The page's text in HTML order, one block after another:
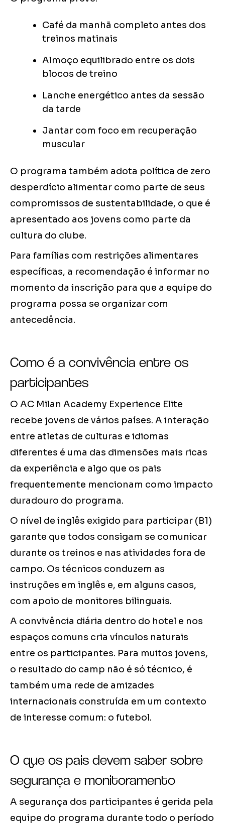
Café da manhã completo antes dos
treinos matinais
Almoço equilibrado entre os dois
blocos de treino
Lanche energético antes da sessão
da tarde
Jantar com foco em recuperação
muscular
O programa também adota política de zero
desperdício alimentar como parte de seus
compromissos de sustentabilidade, o que é
apresentado aos jovens como parte da
cultura do clube.
Para famílias com restrições alimentares
específicas, a recomendação é informar no
momento da inscrição para que a equipe do
programa possa se organizar com
antecedência.
Como é a convivência entre os
participantes
O AC Milan Academy Experience Elite
recebe jovens de vários países. A interação
entre atletas de culturas e idiomas
diferentes é uma das dimensões mais ricas
da experiência e algo que os pais
frequentemente mencionam como impacto
duradouro do programa.
O nível de inglês exigido para participar (B1)
garante que todos consigam se comunicar
durante os treinos e nas atividades fora de
campo. Os técnicos conduzem as
instruções em inglês e, em alguns casos,
com apoio de monitores bilinguais.
A convivência diária dentro do hotel e nos
espaços comuns cria vínculos naturais
entre os participantes. Para muitos jovens,
o resultado do camp não é só técnico, é
também uma rede de amizades
internacionais construída em um contexto
de interesse comum: o futebol.
O que os pais devem saber sobre
segurança e monitoramento
A segurança dos participantes é gerida pela
equipe do programa durante todo o período